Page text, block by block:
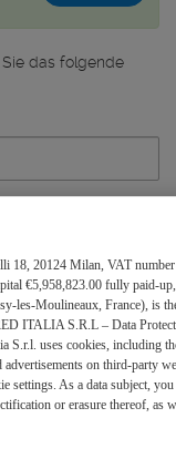
das folgende
und 20 Zeichen
einen
aus den
18, 20124 Milan, VAT
€5,958,823.00 fully paid-
les-Moulineaux, France), is
ITALIA S.R.L – Data
S.r.l. uses cookies, including
on third-party
settings. As a data subject,
or erasure thereof, as